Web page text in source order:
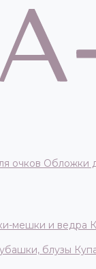
очков Обложки
мешки и ведра
блузы